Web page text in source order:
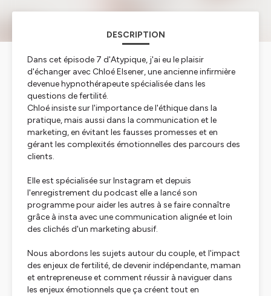
DESCRIPTION
Dans cet épisode 7 d'Atypique, j'ai eu le plaisir
d'échanger avec Chloé Elsener, une ancienne infirmière
devenue hypnothérapeute spécialisée dans les
questions de fertilité.
Chloé insiste sur l'importance de l'éthique dans la
pratique, mais aussi dans la communication et le
marketing, en évitant les fausses promesses et en
gérant les complexités émotionnelles des parcours des
clients.
Elle est spécialisée sur Instagram et depuis
l'enregistrement du podcast elle a lancé son
programme pour aider les autres à se faire connaître
grâce à insta avec une communication alignée et loin
des clichés d'un marketing abusif.
Nous abordons les sujets autour du couple, et l'impact
des enjeux de fertilité, de devenir indépendante, maman
et entrepreneuse et comment réussir à naviguer dans
les enjeux émotionnels que ça créent tout en